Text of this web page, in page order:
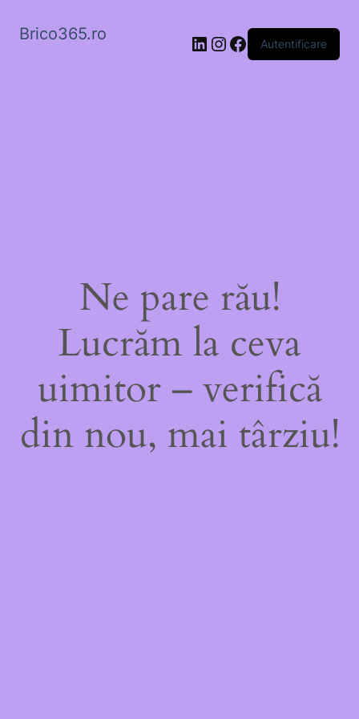
Brico365.ro LinkedIn
Instagram
Facebook
Autentificare
Ne pare rău!
Lucrăm la ceva
uimitor – verifică
din nou, mai târziu!